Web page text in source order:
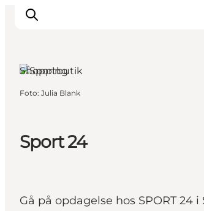
Planlægning
Sport 24
Gå på opdagelse hos SPORT
Shopping
Foto: Julia Blank